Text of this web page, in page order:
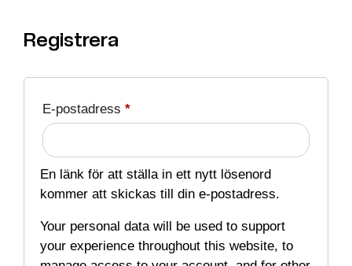
Registrera
E-postadress *
En länk för att ställa in ett nytt lösenord
kommer att skickas till din e-postadress.
Your personal data will be used to support
your experience throughout this website, to